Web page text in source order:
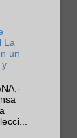
La
un
y